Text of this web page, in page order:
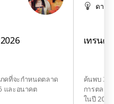
คที่จะกำหนดตลาด
และอนาคต
ดาว
เทรนด์
ค้นพบ 3
การตลาด
ในปี